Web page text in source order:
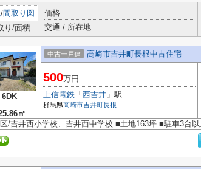
/間取り図
り/面積
価格
交通 / 所在地
6DK
㎡
中古一戸建 高崎市吉井町長根中古住宅
500万円
上信電鉄 「 西吉井 」駅
群馬県高崎市吉井町長根
/吉井西小学校、吉井西中学校 ■土地163坪 ■駐車3台